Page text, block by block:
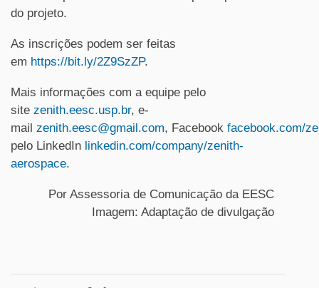
do projeto.
As inscrições podem ser feitas
em https://bit.ly/2Z9SzZP.
Mais informações com a equipe pelo
site zenith.eesc.usp.br, e-
mail zenith.eesc@gmail.com, Facebook facebook.com/
pelo LinkedIn linkedin.com/company/zenith-
aerospace.
Por Assessoria de Comunicação da EESC
Imagem: Adaptação de divulgação